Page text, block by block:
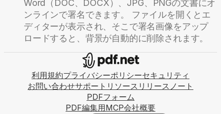
Word（DOC、DOCX）、JPG、PNGの文書にオ
ンラインで署名できます。 ファイルを開くとエ
ディターが表示され、そこで署名画像をアップ
ロードすると、背景が自動的に削除されます。
利用規約プライバシーポリシーセキュリティ
お問い合わせサポート リソース リリースノート
PDFフォーム
PDF編集用MCP会社概要